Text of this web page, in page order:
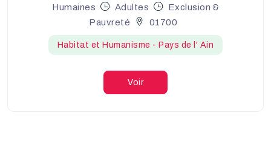
Humaines
Adultes
Exclusion &
Pauvreté
01700
Habitat et Humanisme - Pays de l' Ain
Voir